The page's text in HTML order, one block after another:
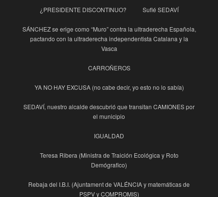
¿PRESIDENTE DISCONTINUO? Suflé SEDAVÍ
SÁNCHEZ se erige como “Muro” contra la ultraderecha Española,
pactando con la ultraderecha independentista Catalana y la
Vasca
CARROÑEROS
YA NO HAY EXCUSA (no cabe decir, yo esto no lo sabía)
SEDAVÍ, nuestro alcalde descubrió que transitan CAMIONES por
el municipio
IGUALDAD
Teresa Ribera (Ministra de Traición Ecológica y Roto
Demógrafico)
Rebaja del I.B.I. (Ajuntament de VALÉNCIA y matemáticas de
PSPV y COMPROMIS)